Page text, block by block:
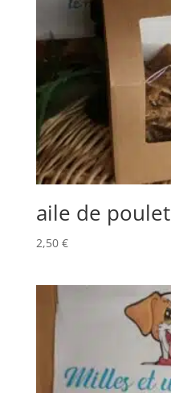
aile de poulet
2,50 €